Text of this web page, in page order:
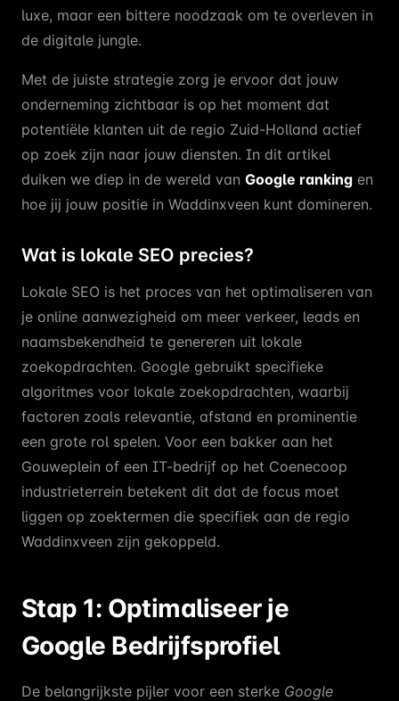
luxe, maar een bittere noodzaak om te overleven in
de digitale jungle.
Met de juiste strategie zorg je ervoor dat jouw
onderneming zichtbaar is op het moment dat
potentiële klanten uit de regio Zuid-Holland actief
op zoek zijn naar jouw diensten. In dit artikel
duiken we diep in de wereld van Google ranking en
hoe jij jouw positie in Waddinxveen kunt domineren.
Wat is lokale SEO precies?
Lokale SEO is het proces van het optimaliseren van
je online aanwezigheid om meer verkeer, leads en
naamsbekendheid te genereren uit lokale
zoekopdrachten. Google gebruikt specifieke
algoritmes voor lokale zoekopdrachten, waarbij
factoren zoals relevantie, afstand en prominentie
een grote rol spelen. Voor een bakker aan het
Gouweplein of een IT-bedrijf op het Coenecoop
industrieterrein betekent dit dat de focus moet
liggen op zoektermen die specifiek aan de regio
Waddinxveen zijn gekoppeld.
Stap 1: Optimaliseer je
Google Bedrijfsprofiel
De belangrijkste pijler voor een sterke Google